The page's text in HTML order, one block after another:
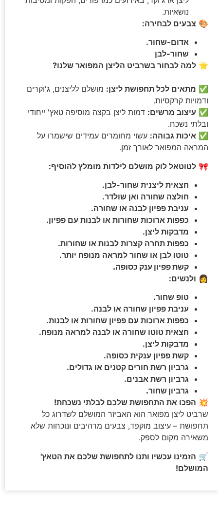
נושאיות.
🎨 צבעים לבחירה:
אדום-שחור.
שחור-לבן
🌟 למה לבחור בשרביט הליצן המפואר שלנו?
✅ מתאים לכל תחפושת ליצן: מושלם לליצנים, ג'וקרים
ודמויות קרקסיות.
✅ עיצוב מרשים: דמות ליצן בקצה מוסיפה טאץ' ייחודי
ובלתי נשכח.
✅ איכות גבוהה: עשוי מחומרים עמידים שישמרו על
המראה המפואר לאורך זמן.
🎀 לטוטאל לוק מושלם לילדות מומלץ להוסיף:
חצאית ליצנית שחור-לבן.
חולצה שחורה ואן שולדר.
עניבת פפיון לבנה או שחורה.
כפפות ארוכות שחורות או לבנות עם פפיון.
מדבקות ליצן.
כפפות תחרה קצרות לבנות או שחורות.
טוטו לבן או שחור למראה מנופח יותר.
קשת פפיון ענק כסופה.
👩 ולנשים:
טופ שחור.
עניבת פפיון שחורה או לבנה.
כפפות ארוכות עם פפיון שחורות או לבנות.
חצאית טוטו שחורה או לבנה למראה מנופח.
מדבקות ליצן.
קשת פפיון ענקית כסופה.
גרביון רשת חורים קטנים או גדולים.
גרביון רשת אבנים.
גרביון שחור.
💥 הפכו את התחפושת שלכם לבלתי נשכחת!
שרביט ליצן מפואר הוא האביזר המושלם לשדרוג כל
תחפושת – עיצוב מוקפד, צבעים מרהיבים ונוכחות שלא
משאירה מקום לספק.
🛒 הזמינו עכשיו ותנו לתחפושת שלכם את הטאץ'
המושלם!